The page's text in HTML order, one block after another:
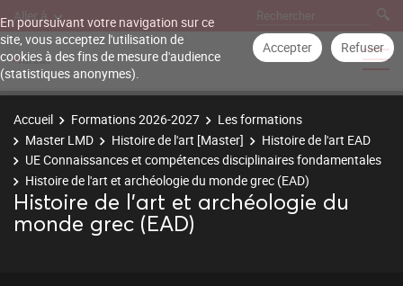
En poursuivant votre navigation sur ce
site, vous acceptez l'utilisation de
cookies à des fins de mesure d'audience
(statistiques anonymes).
Accepter Refuser
Aller à
Accueil Formations 2026-2027
Les formations
Master LMD
Histoire de l'art [Master]
Histoire de l'art EAD
UE Connaissances et compétences disciplinaires fondamentales
Histoire de l'art et archéologie du monde grec (EAD)
Histoire de l'art et archéologie du
monde grec (EAD)